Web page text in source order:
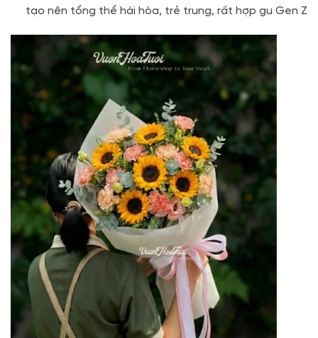
tạo nên tổng thể hài hòa, trẻ trung, rất hợp gu Gen Z